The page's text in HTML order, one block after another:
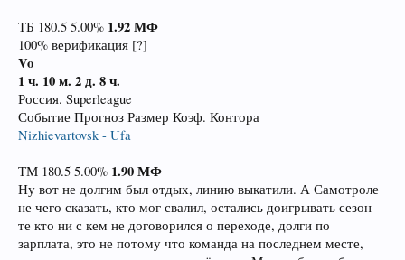
ТБ 180.5 5.00% 1.92МФ
100% верификация [?]
Vo
1 ч. 10 м. 2 д. 8 ч.
Россия. Superleague
Событие Прогноз Размер Коэф. Контора
Nizhievartovsk - Ufa
ТМ 180.5 5.00% 1.90МФ
Ну вот не долгим был отдых, линию выкатили. А Самотроле
не чего сказать, кто мог свалил, остались доигрывать сезон
те кто ни с кем не договорился о переходе, долги по
зарплата, это не потому что команда на последнем месте,